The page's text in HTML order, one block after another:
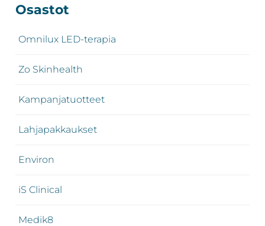
Ensisijainen
Osastot
Omnilux LED-terapia
Zo Skinhealth
Kampanjatuotteet
Lahjapakkaukset
Environ
iS Clinical
Medik8